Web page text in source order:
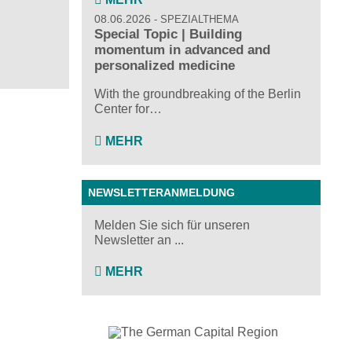
08.06.2026 SPEZIALTHEMA
Special Topic | Building
momentum in advanced and
personalized medicine
With the groundbreaking of the Berlin
Center for…
MEHR
NEWSLETTERANMELDUNG
Melden Sie sich für unseren
Newsletter an ...
MEHR